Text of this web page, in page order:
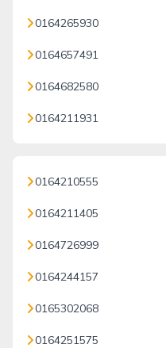
0164265930
0164657491
0164682580
0164211931
0164210555
0164211405
0164726999
0164244157
0165302068
0164251575